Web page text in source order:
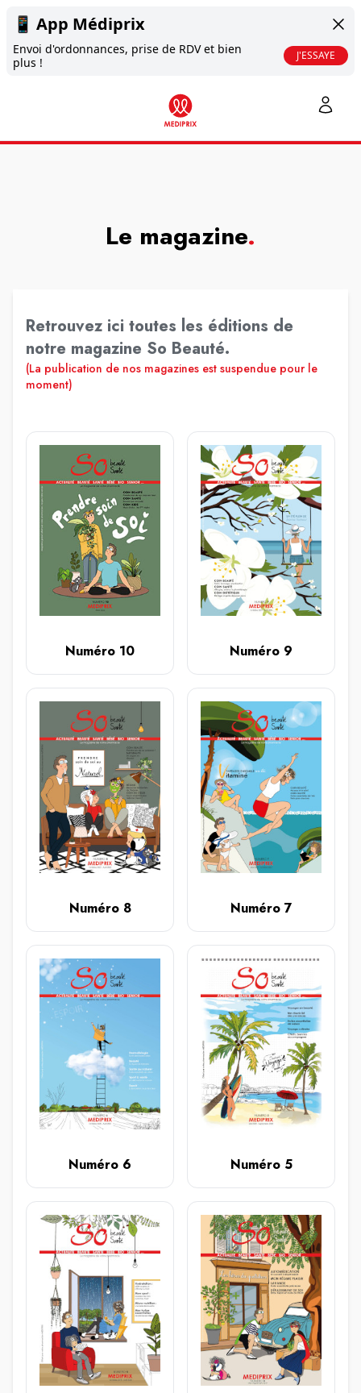
📱 App Médiprix
Envoi d'ordonnances, prise de RDV et bien
plus !
J'ESSAYE
Le magazine.
Retrouvez ici toutes les éditions de
notre magazine So Beauté.
(La publication de nos magazines est suspendue pour le
moment)
Numéro 10 Numéro 9
Numéro 8 Numéro 7
Numéro 6 Numéro 5